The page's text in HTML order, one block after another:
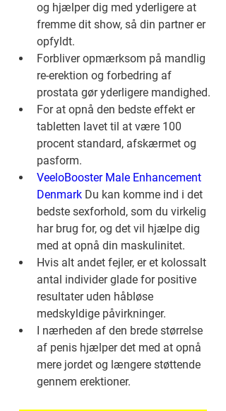
og hjælper dig med yderligere at
fremme dit show, så din partner er
opfyldt.
Forbliver opmærksom på mandlig
re-erektion og forbedring af
prostata gør yderligere mandighed.
For at opnå den bedste effekt er
tabletten lavet til at være 100
procent standard, afskærmet og
pasform.
VeeloBooster Male Enhancement
Denmark Du kan komme ind i det
bedste sexforhold, som du virkelig
har brug for, og det vil hjælpe dig
med at opnå din maskulinitet.
Hvis alt andet fejler, er et kolossalt
antal individer glade for positive
resultater uden håbløse
medskyldige påvirkninger.
I nærheden af den brede størrelse
af penis hjælper det med at opnå
mere jordet og længere støttende
gennem erektioner.